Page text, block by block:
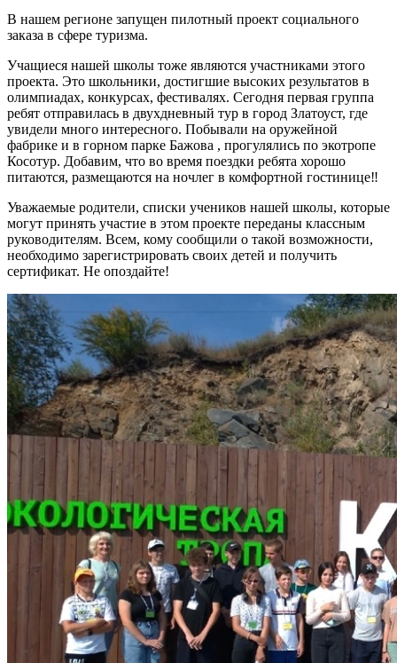
В нашем регионе запущен пилотный проект социального
заказа в сфере туризма.
Учащиеся нашей школы тоже являются участниками этого
проекта. Это школьники, достигшие высоких результатов в
олимпиадах, конкурсах, фестивалях. Сегодня первая группа
ребят отправилась в двухдневный тур в город Златоуст, где
увидели много интересного. Побывали на оружейной
фабрике и в горном парке Бажова , прогулялись по экотропе
Косотур. Добавим, что во время поездки ребята хорошо
питаются, размещаются на ночлег в комфортной гостинице‼
Уважаемые родители, списки учеников нашей школы, которые
могут принять участие в этом проекте переданы классным
руководителям. Всем, кому сообщили о такой возможности,
необходимо зарегистрировать своих детей и получить
сертификат. Не опоздайте!